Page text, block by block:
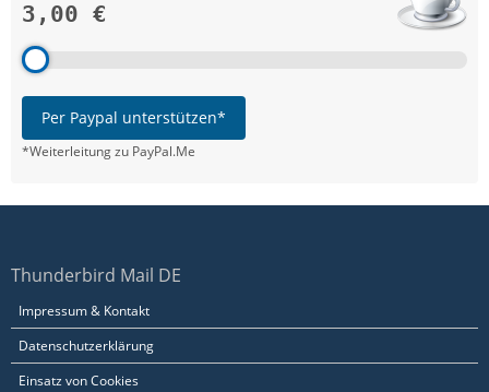
3,00 €
Per Paypal unterstützen*
*Weiterleitung zu PayPal.Me
Thunderbird Mail DE
Impressum & Kontakt
Datenschutzerklärung
Einsatz von Cookies